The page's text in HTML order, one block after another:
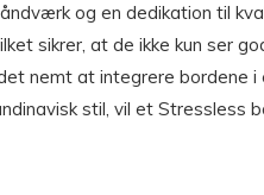
og en dedikation til
sikrer, at de ikke kun ser
nemt at integrere bordene i
stil, vil et Stressless